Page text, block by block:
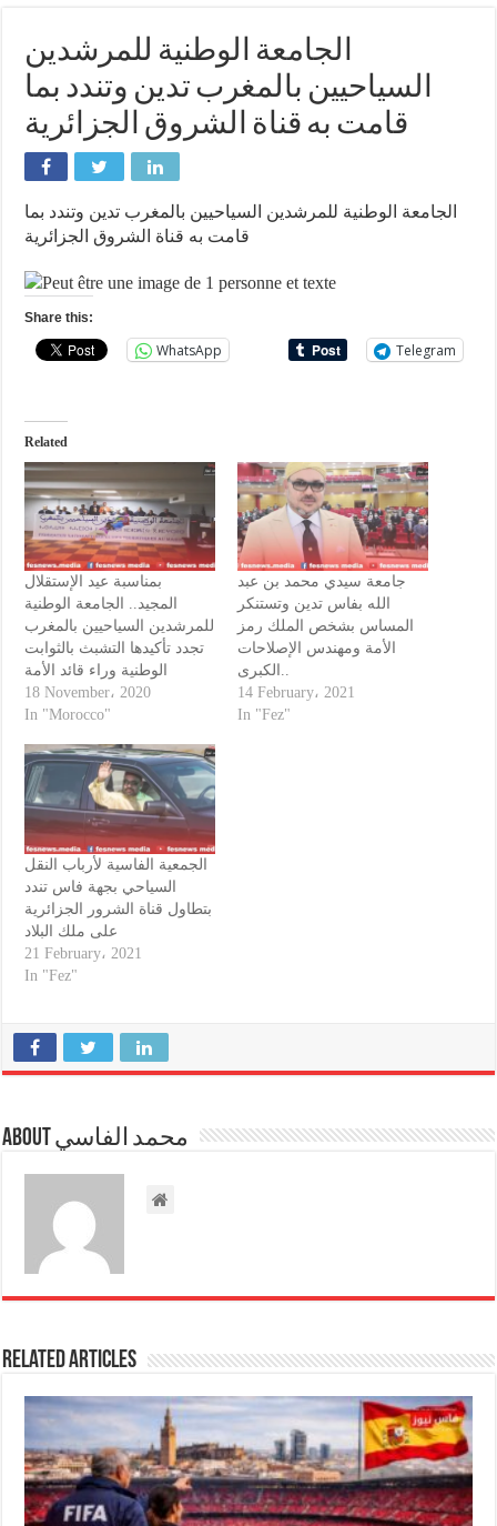
الجامعة الوطنية للمرشدين
السياحيين بالمغرب تدين وتندد بما
قامت به قناة الشروق الجزائرية
الجامعة الوطنية للمرشدين السياحيين بالمغرب تدين وتندد بما
قامت به قناة الشروق الجزائرية
Share this:
WhatsApp Telegram
Related
بمناسبة عيد الإستقلال
المجيد.. الجامعة الوطنية
للمرشدين السياحيين بالمغرب
تجدد تأكيدها التشبث بالثوابت
الوطنية وراء قائد الأمة
18 November، 2020
In "Morocco"
جامعة سيدي محمد بن عبد
الله بفاس تدين وتستنكر
المساس بشخص الملك رمز
الأمة ومهندس الإصلاحات
الكبرى..
14 February، 2021
In "Fez"
الجمعية الفاسية لأرباب النقل
السياحي بجهة فاس تندد
بتطاول قناة الشرور الجزائرية
على ملك البلاد
21 February، 2021
In "Fez"
About محمد الفاسي
Related Articles